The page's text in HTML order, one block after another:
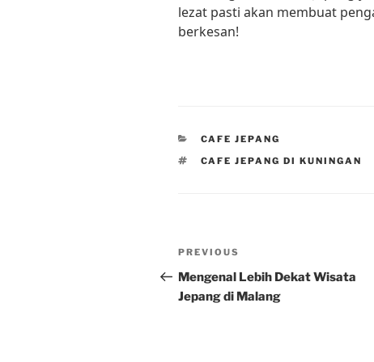
lezat pasti akan membuat
berkesan!
CATEGORIES
CAFE JEPANG
TAGS
CAFE JEPANG DI KUNINGAN
Post
navigation
Previous
Post
PREVIOUS
Mengenal Lebih Dekat Wisata
Jepang di Malang